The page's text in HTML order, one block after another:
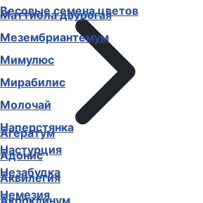
Весовые семена цветов
Агератум
Адонис
Аквилегия
Акроклинум
Маттиола двурогая
Мезембриантемум
Мимулюс
Мирабилис
Молочай
Наперстянка
Настурция
Незабудка
Немезия